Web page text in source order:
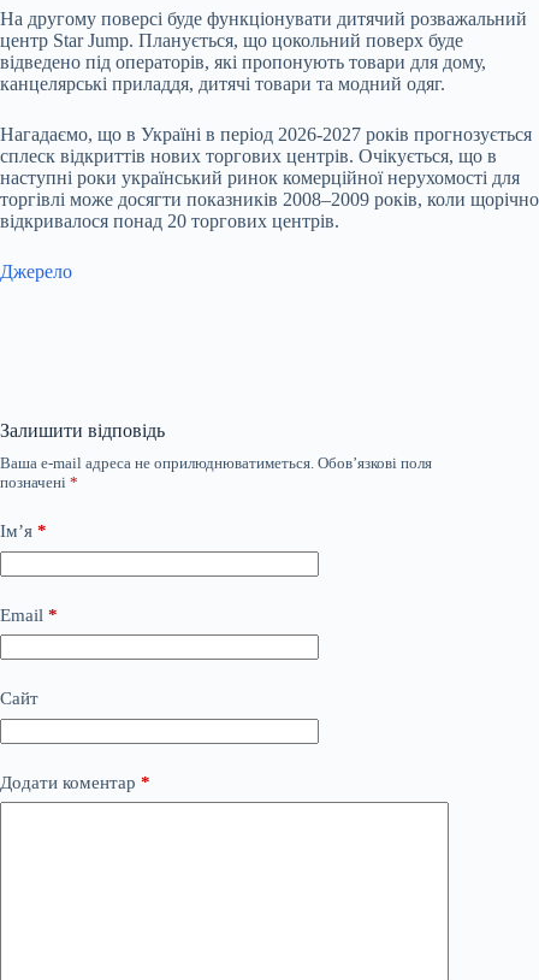
На другому поверсі буде функціонувати дитячий розважальний
центр Star Jump. Планується, що цокольний поверх буде
відведено під операторів, які пропонують товари для дому,
канцелярські приладдя, дитячі товари та модний одяг.
Нагадаємо, що в Україні в період 2026-2027 років прогнозується
сплеск відкриттів нових торгових центрів. Очікується, що в
наступні роки український ринок комерційної нерухомості для
торгівлі може досягти показників 2008–2009 років, коли щорічно
відкривалося понад 20 торгових центрів.
Джерело
Залишити відповідь
Ваша e-mail адреса не оприлюднюватиметься. Обов’язкові поля
позначені *
Ім’я *
Email *
Сайт
Додати коментар *